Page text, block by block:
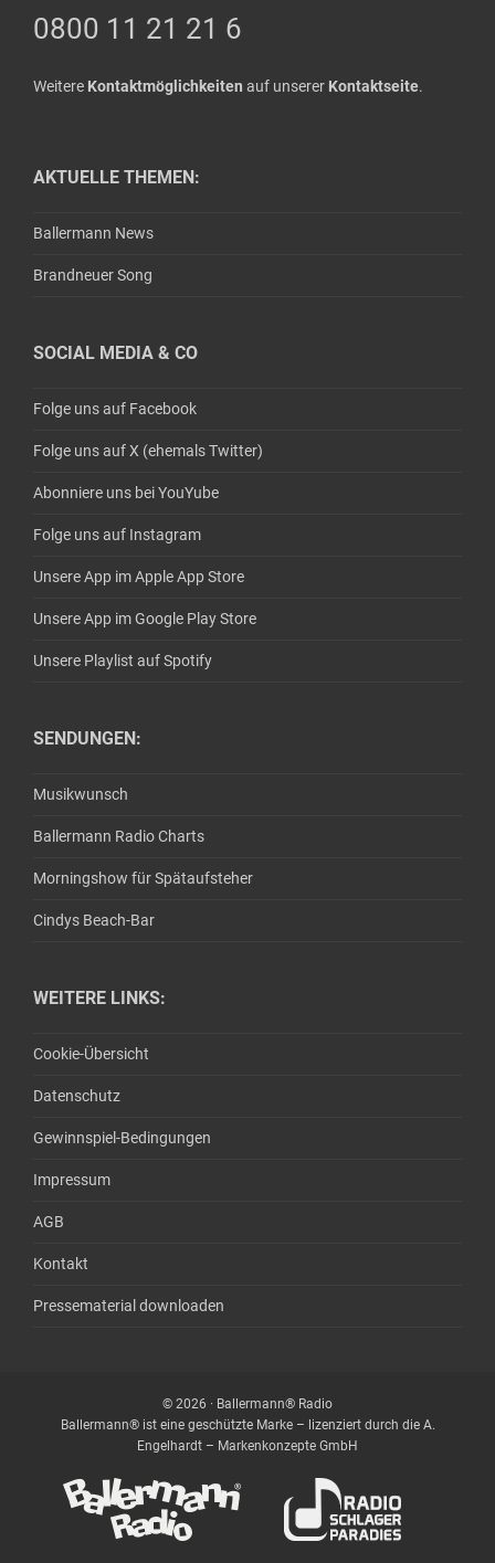
0800 11 21 21 6
Weitere Kontaktmöglichkeiten auf unserer Kontaktseite.
AKTUELLE THEMEN:
Ballermann News
Brandneuer Song
SOCIAL MEDIA & CO
Folge uns auf Facebook
Folge uns auf X (ehemals Twitter)
Abonniere uns bei YouYube
Folge uns auf Instagram
Unsere App im Apple App Store
Unsere App im Google Play Store
Unsere Playlist auf Spotify
SENDUNGEN:
Musikwunsch
Ballermann Radio Charts
Morningshow für Spätaufsteher
Cindys Beach-Bar
WEITERE LINKS:
Cookie-Übersicht
Datenschutz
Gewinnspiel-Bedingungen
Impressum
AGB
Kontakt
Pressematerial downloaden
© 2026 · Ballermann® Radio
Ballermann® ist eine geschützte Marke – lizenziert durch die A.
Engelhardt – Markenkonzepte GmbH